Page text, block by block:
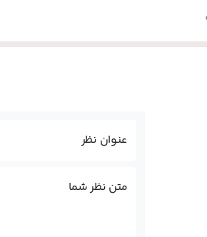
عنوان نظر
متن نظر شما